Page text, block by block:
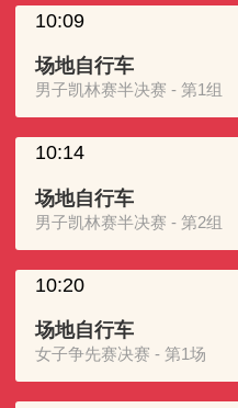
10:09
场地自行车
男子凯林赛半决赛 - 第1组
10:14
场地自行车
男子凯林赛半决赛 - 第2组
10:20
场地自行车
女子争先赛决赛 - 第1场